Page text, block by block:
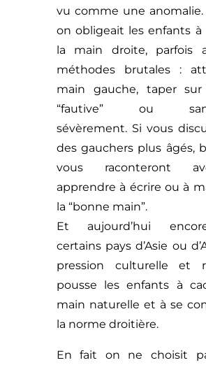
vu comme une anomalie.
on obligeait les enfants à
la main droite, parfois
méthodes brutales :
main gauche, taper
“fautive” ou
sévèrement. Si vous
des gauchers plus âgés,
vous raconteront
apprendre à écrire ou à
la “bonne main”.
Et aujourd’hui
certains pays d’Asie ou
pression culturelle et
pousse les enfants à
main naturelle et à se
la norme droitière.
En fait on ne choisit